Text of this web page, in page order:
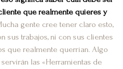
que realmente quieres y
gente cree tener claro esto,
sus trabajos, ni con sus clientes
que realmente querrían. Algo
las «Herramientas de